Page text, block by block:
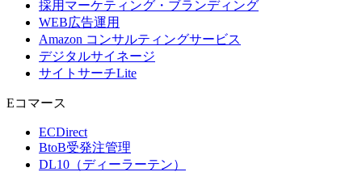
採用マーケティング・ブランディング
WEB広告運用
Amazon コンサルティングサービス
デジタルサイネージ
サイトサーチLite
Eコマース
ECDirect
BtoB受発注管理
DL10（ディーラーテン）